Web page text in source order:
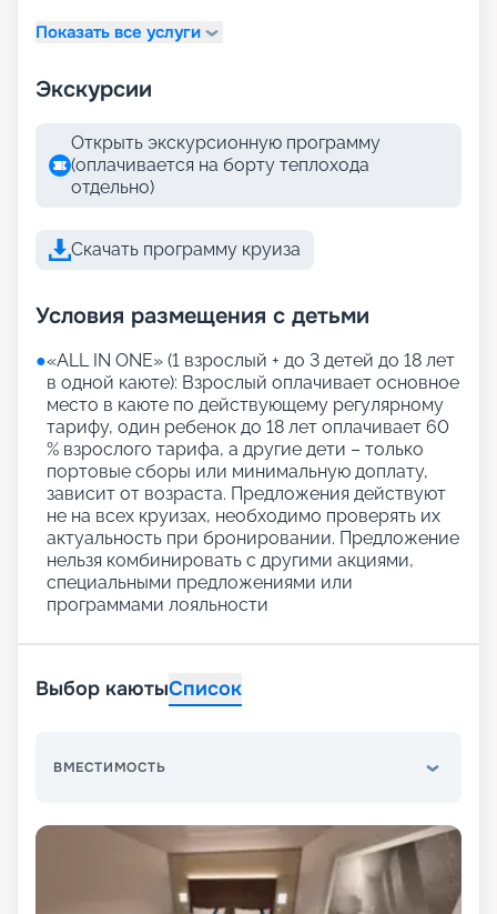
Показать все услуги
Экскурсии
Открыть экскурсионную программу
(оплачивается на борту теплохода
отдельно)
Скачать программу круиза
Условия размещения с детьми
●«АLL IN ONE» (1 взрослый + до 3 детей до 18 лет
в одной каюте): Взрослый оплачивает основное
место в каюте по действующему регулярному
тарифу, один ребенок до 18 лет оплачивает 60
% взрослого тарифа, а другие дети – только
портовые сборы или минимальную доплату,
зависит от возраста. Предложения действуют
не на всех круизах, необходимо проверять их
актуальность при бронировании. Предложение
нельзя комбинировать с другими акциями,
специальными предложениями или
программами лояльности
Выбор каютыСписок
ВМЕСТИМОСТЬ